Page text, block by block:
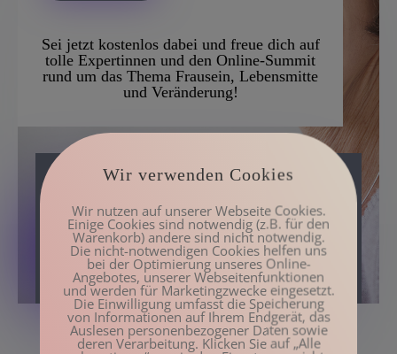
Sei jetztkostenlosdabei und freue dich auf
tolle Expertinnen und den Online-Summit
rund um das Thema Frausein, Lebensmitte
und Veränderung!
Frausein…
Stell dir vor
Wir verwenden Cookies
Wir nutzen auf unserer Webseite Cookies.
Einige Cookies sind notwendig (z.B. für den
Warenkorb) andere sind nicht notwendig.
Die nicht-notwendigen Cookies helfen uns
bei der Optimierung unseres Online-
Angebotes, unserer Webseitenfunktionen
und werden für Marketingzwecke eingesetzt.
Die Einwilligung umfasst die Speicherung
von Informationen auf Ihrem Endgerät, das
Auslesen personenbezogener Daten sowie
deren Verarbeitung. Klicken Sie auf „Alle